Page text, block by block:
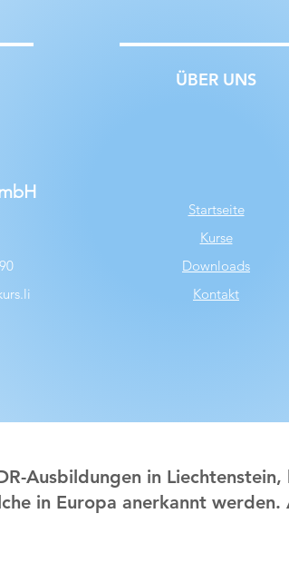
ÜBER UNS
Startseite
Kurse
Downloads
Kontakt
Ausbildungen in
in Europa anerkannt werden.